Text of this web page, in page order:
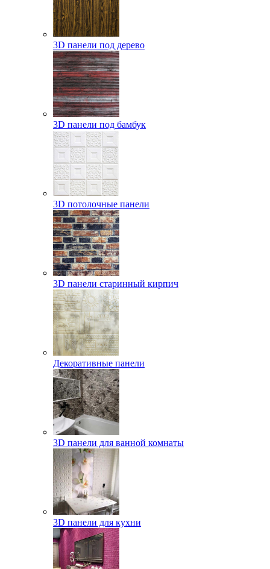
3D панели под дерево
3D панели под бамбук
3D потолочные панели
3D панели старинный кирпич
Декоративные панели
3D панели для ванной комнаты
3D панели для кухни